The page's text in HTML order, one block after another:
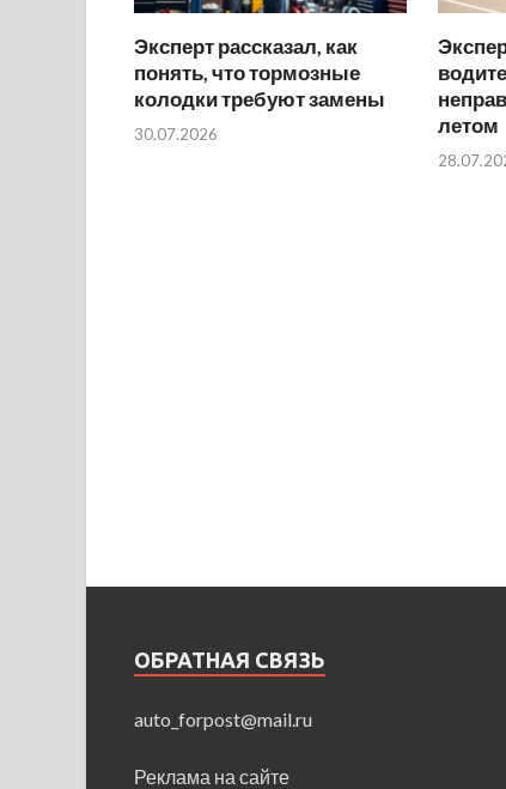
Эксперт рассказал, как
понять, что тормозные
колодки требуют замены
30.07.2026
летом
ОБРАТНАЯ СВЯЗЬ
auto_forpost@mail.ru
Реклама на сайте